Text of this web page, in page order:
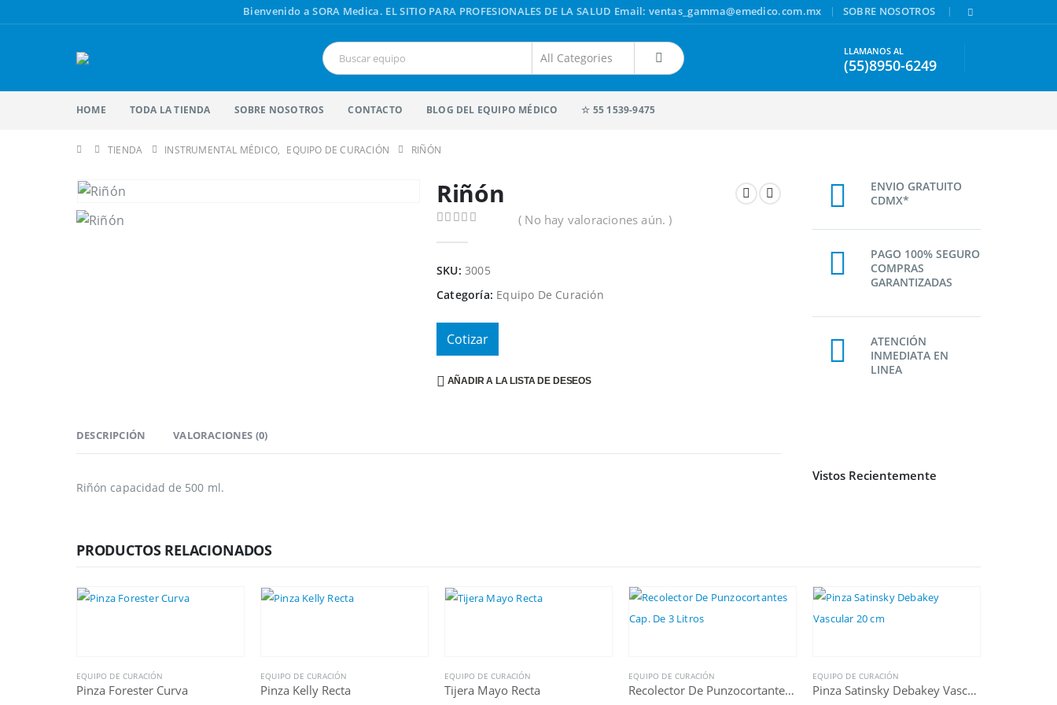
Bienvenido a SORA Medica. EL SITIO PARA PROFESIONALES DE LA SALUD Email: ventas_gamma@emedico.com.mx | SOBRE NOSOTROS |
LLAMANOS AL
(55)8950-6249
HOME TODA LA TIENDA SOBRE NOSOTROS CONTACTO BLOG DEL EQUIPO MÉDICO ☆ 55 1539-9475
TIENDA INSTRUMENTAL MÉDICO, EQUIPO DE CURACIÓN RIÑÓN
Riñón
( No hay valoraciones aún. )
SKU: 3005
Categoría: Equipo De Curación
Cotizar
AÑADIR A LA LISTA DE DESEOS
DESCRIPCIÓN VALORACIONES (0)
Riñón capacidad de 500 ml.
ENVIO GRATUITO
CDMX*
PAGO 100% SEGURO
COMPRAS
GARANTIZADAS
ATENCIÓN
INMEDIATA EN
LINEA
Vistos Recientemente
PRODUCTOS RELACIONADOS
EQUIPO DE CURACIÓN
Pinza Forester Curva
EQUIPO DE CURACIÓN
Pinza Kelly Recta
EQUIPO DE CURACIÓN
Tijera Mayo Recta
EQUIPO DE CURACIÓN
Recolector De Punzocortantes Cap. De 3 Litros
EQUIPO DE CURACIÓN
Pinza Satinsky Debakey Vascular 20 cm